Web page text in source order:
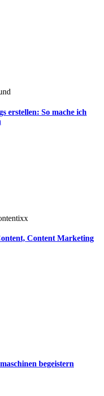
erstellen: So mache ich
Content Marketing
begeistern